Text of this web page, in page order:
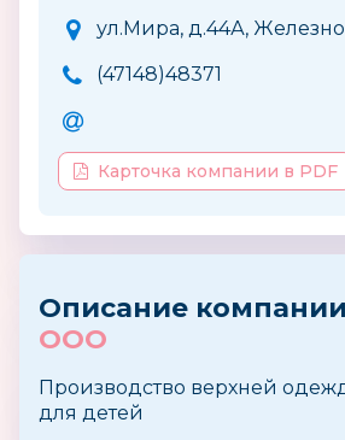
ул.Мира, д.44А,
(47148)48371
Карточка компании в PDF
Описание компании
ООО
Производство верхней
для детей